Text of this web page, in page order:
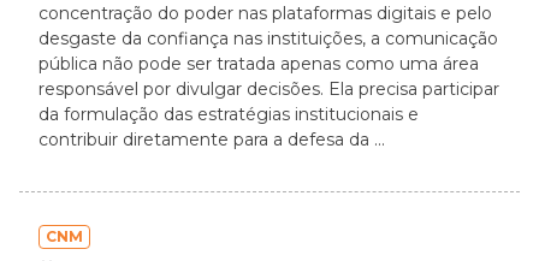
concentração do poder nas plataformas digitais e pelo
desgaste da confiança nas instituições, a comunicação
pública não pode ser tratada apenas como uma área
responsável por divulgar decisões. Ela precisa participar
da formulação das estratégias institucionais e
contribuir diretamente para a defesa da ...
CNM